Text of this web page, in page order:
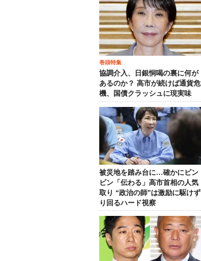
巻頭特集
協調介入、日銀恫喝の裏に何が
あるのか？ 高市が続けば通貨危
機、国債クラッシュに現実味
被災地を踏み台に…確かにビン
ビン「伝わる」高市首相の人気
取り “政治の師”は激励に駆けず
り回るハード視察